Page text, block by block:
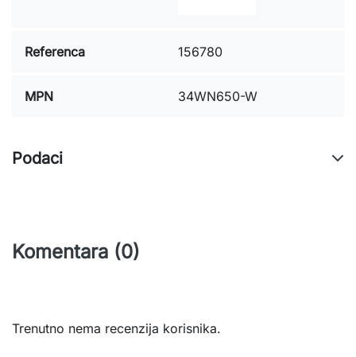
Referenca 156780
MPN 34WN650-W
Podaci
Komentara (0)
Trenutno nema recenzija korisnika.